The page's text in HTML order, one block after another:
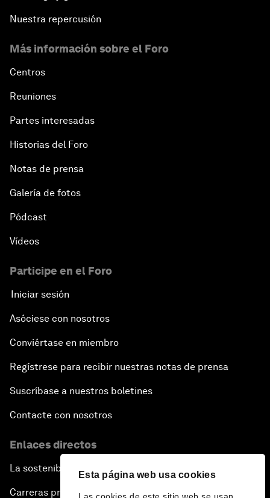
Esta página web usa cookies
Nuestra repercusión
Más información sobre el Foro
Centros
Reuniones
Partes interesadas
Historias del Foro
Notas de prensa
Galería de fotos
Pódcast
Vídeos
Participe en el Foro
Iniciar sesión
Asóciese con nosotros
Conviértase en miembro
Regístrese para recibir nuestras notas de prensa
Suscríbase a nuestros boletines
Contacte con nosotros
Enlaces directos
La sostenibilidad en el Foro
Carreras profesionales